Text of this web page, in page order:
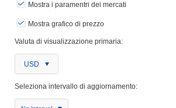
Mostra i paramentri dei mercati
Mostra grafico di prezzo
Valuta di visualizzazione primaria:
USD
Seleziona intervallo di aggiornamento: